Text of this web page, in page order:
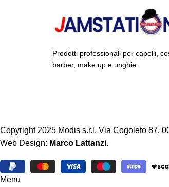
Prodotti professionali per capelli,
barber, make up e unghie.
Copyright 2025 Modis s.r.l. Via Cogoleto 87,
Web Design: Marco Lattanzi.
Menu